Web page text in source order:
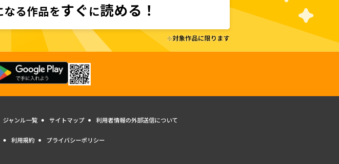
ジャンル一覧 サイトマップ 利用者情報の外部送信について
利用規約 プライバシーポリシー